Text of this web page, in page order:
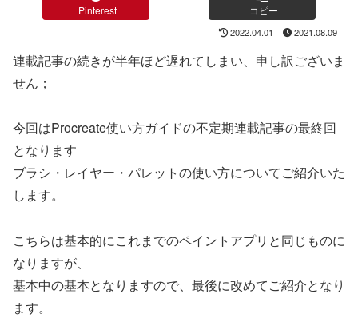
Pinterest コピー
2022.04.01 2021.08.09
連載記事の続きが半年ほど遅れてしまい、申し訳ございま
せん；
今回はProcreate使い方ガイドの不定期連載記事の最終回
となります
ブラシ・レイヤー・パレットの使い方についてご紹介いた
します。
こちらは基本的にこれまでのペイントアプリと同じものに
なりますが、
基本中の基本となりますので、最後に改めてご紹介となり
ます。